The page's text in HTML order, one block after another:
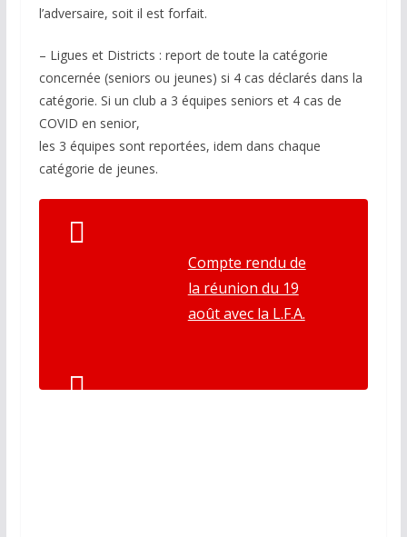
l’adversaire, soit il est forfait.
– Ligues et Districts : report de toute la catégorie
concernée (seniors ou jeunes) si 4 cas déclarés dans la
catégorie. Si un club a 3 équipes seniors et 4 cas de
COVID en senior,
les 3 équipes sont reportées, idem dans chaque
catégorie de jeunes.
Compte rendu de
la réunion du 19
août avec la L.F.A.